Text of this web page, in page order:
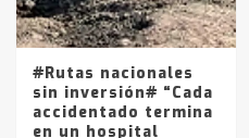
5
La Pampa,
entre 857 a
#Rutas nacionales
sin inversión# “Cada
accidentado termina
en un hospital